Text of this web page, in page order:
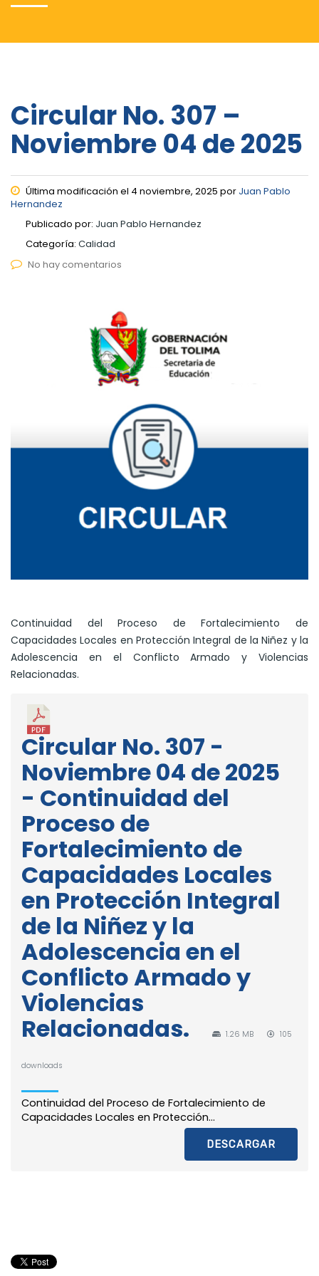
Circular No. 307 –
Noviembre 04 de 2025
Última modificación el 4 noviembre, 2025 por Juan Pablo
Hernandez
Publicado por: Juan Pablo Hernandez
Categoría: Calidad
No hay comentarios
Continuidad del Proceso de Fortalecimiento de
Capacidades Locales en Protección Integral de la Niñez y la
Adolescencia en el Conflicto Armado y Violencias
Relacionadas.
Circular No. 307 -
Noviembre 04 de 2025
- Continuidad del
Proceso de
Fortalecimiento de
Capacidades Locales
en Protección Integral
de la Niñez y la
Adolescencia en el
Conflicto Armado y
Violencias
Relacionadas.
1.26 MB 105
downloads
Continuidad del Proceso de Fortalecimiento de
Capacidades Locales en Protección...
DESCARGAR